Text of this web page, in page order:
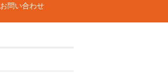
お問い合わせ